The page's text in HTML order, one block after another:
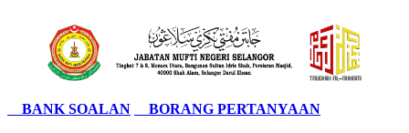
BANK SOALAN BORANG PERTANYAAN